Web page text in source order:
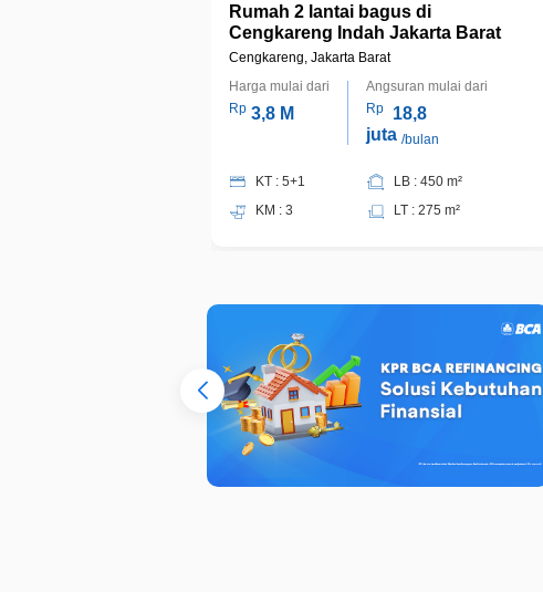
Rumah 2 lantai bagus di
Cengkareng Indah Jakarta Barat
Cengkareng, Jakarta Barat
Harga mulai dari
Rp 3,8 M
Angsuran mulai dari
Rp
18,8
juta /bulan
KT : 5+1
KM : 3
LB : 450 m²
LT : 275 m²